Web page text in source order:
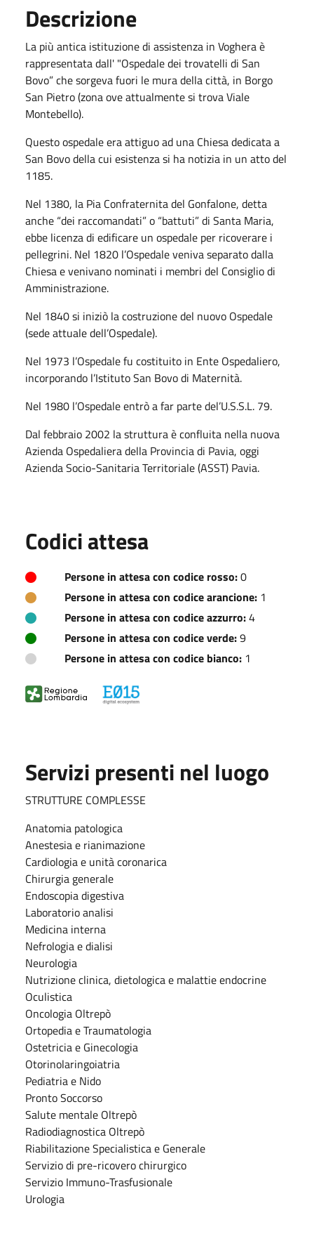
Descrizione
La più antica istituzione di assistenza in Voghera è
rappresentata dall' "Ospedale dei trovatelli di San
Bovo” che sorgeva fuori le mura della città, in Borgo
San Pietro (zona ove attualmente si trova Viale
Montebello).
Questo ospedale era attiguo ad una Chiesa dedicata a
San Bovo della cui esistenza si ha notizia in un atto del
1185.
Nel 1380, la Pia Confraternita del Gonfalone, detta
anche “dei raccomandati” o “battuti” di Santa Maria,
ebbe licenza di edificare un ospedale per ricoverare i
pellegrini. Nel 1820 l’Ospedale veniva separato dalla
Chiesa e venivano nominati i membri del Consiglio di
Amministrazione.
Nel 1840 si iniziò la costruzione del nuovo Ospedale
(sede attuale dell’Ospedale).
Nel 1973 l’Ospedale fu costituito in Ente Ospedaliero,
incorporando l’Istituto San Bovo di Maternità.
Nel 1980 l’Ospedale entrò a far parte del’U.S.S.L. 79.
Dal febbraio 2002 la struttura è confluita nella nuova
Azienda Ospedaliera della Provincia di Pavia, oggi
Azienda Socio-Sanitaria Territoriale (ASST) Pavia.
Codici attesa
Persone in attesa con codice rosso:0
Persone in attesa con codice arancione: 1
Persone in attesa con codice azzurro:4
Persone in attesa con codice verde:9
Persone in attesa con codice bianco: 1
Servizi presenti nel luogo
STRUTTURE COMPLESSE
Anatomia patologica
Anestesia e rianimazione
Cardiologia e unità coronarica
Chirurgia generale
Endoscopia digestiva
Laboratorio analisi
Medicina interna
Nefrologia e dialisi
Neurologia
Nutrizione clinica, dietologica e malattie endocrine
Oculistica
Oncologia Oltrepò
Ortopedia e Traumatologia
Ostetricia e Ginecologia
Otorinolaringoiatria
Pediatria e Nido
Pronto Soccorso
Salute mentale Oltrepò
Radiodiagnostica Oltrepò
Riabilitazione Specialistica e Generale
Servizio di pre-ricovero chirurgico
Servizio Immuno-Trasfusionale
Urologia